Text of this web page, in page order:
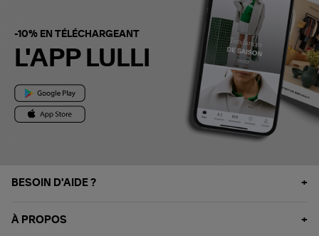
-10% EN TÉLÉCHARGEANT
L'APP LULLI
BESOIN D'AIDE ?
À PROPOS